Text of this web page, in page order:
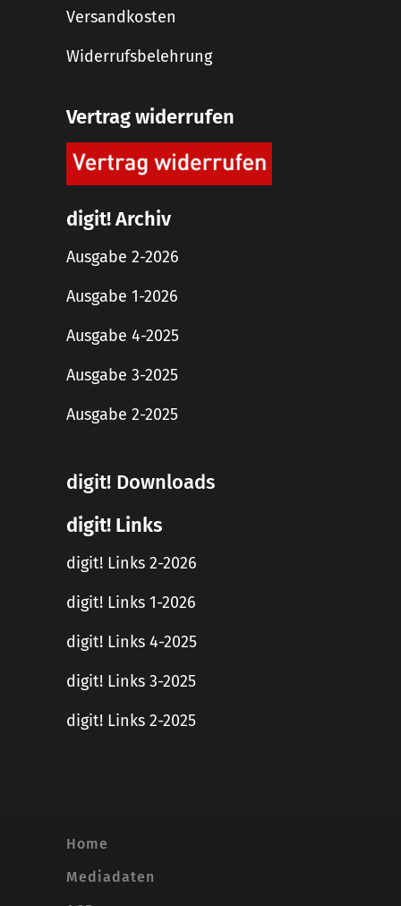
Versandkosten
Widerrufsbelehrung
Vertrag widerrufen
digit! Archiv
Ausgabe 2-2026
Ausgabe 1-2026
Ausgabe 4-2025
Ausgabe 3-2025
Ausgabe 2-2025
digit! Downloads
digit! Links
digit! Links 2-2026
digit! Links 1-2026
digit! Links 4-2025
digit! Links 3-2025
digit! Links 2-2025
Home
Mediadaten